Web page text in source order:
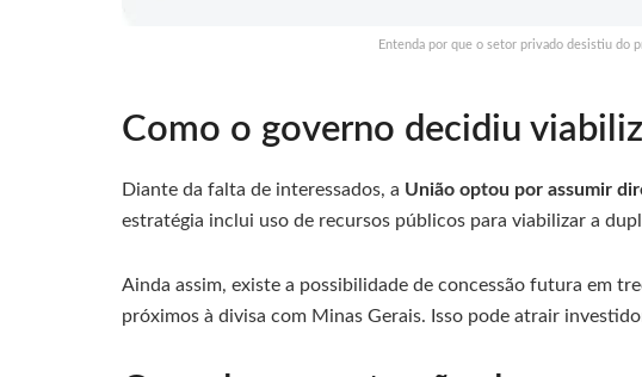
Entenda por que o setor privado desistiu do
Como o governo decidiu
Diante da falta de interessados, a União optou por assumir
estratégia inclui uso de recursos públicos para viabilizar a
Ainda assim, existe a possibilidade de concessão futura em
próximos à divisa com Minas Gerais. Isso pode atrair